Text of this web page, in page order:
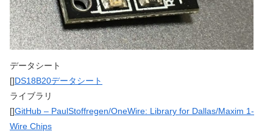
データシート
[]DS18B20データシート
ライブラリ
[]GitHub – PaulStoffregen/OneWire: Library for Dallas/Maxim 1-
Wire Chips